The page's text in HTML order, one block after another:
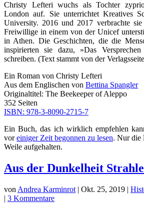
Christy Lefteri wuchs als Tochter
London auf. Sie unterrichtet Kreatives
University. 2016 und 2017 verbrachte sie
Freiwillige in einem von der Unicef
in Athen. Die Geschichten, die die
inspirierten sie dazu, »Das
schreiben. (Text stammt von der
Ein Roman von Christy Lefteri
Aus dem Englischen von Bettina Spangler
Originaltitel: The Beekeeper of Aleppo
352 Seiten
ISBN: 978-3-8090-2715-7
Ein Buch, das ich wirklich empfehlen
voreiniger Zeit begonnen zu lesen. Nur die
Weile aufgehalten.
Aus der Dunkelheit
von Andrea Karminrot | Okt. 25, 2019 |
| 3 Kommentare